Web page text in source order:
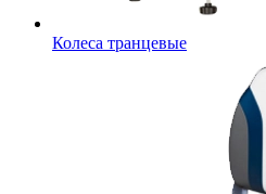
Колеса транцевые